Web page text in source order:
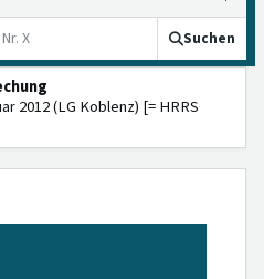
Suchen
2012 (LG Koblenz) [= HRRS